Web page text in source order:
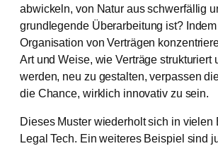
abwickeln, von Natur aus schwerfällig
grundlegende Überarbeitung ist?
Organisation von Verträgen
Art und Weise, wie Verträge strukturiert
werden, neu zu gestalten, verpassen
die Chance, wirklich innovativ zu sein.
Dieses Muster wiederholt sich in vielen
Legal Tech. Ein weiteres Beispiel sind